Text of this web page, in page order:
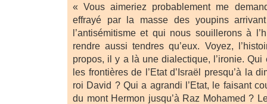
« Vous aimeriez probablement me
effrayé par la masse des youpins
l’antisémitisme et qui nous souillerons à
rendre aussi tendres qu’eux. Voyez,
propos, il y a là une dialectique, l’ironie.
les frontières de l’Etat d’Israël presqu’à la
roi David ? Qui a agrandi l’Etat, le faisant
du mont Hermon jusqu’à Raz Mohamed ?